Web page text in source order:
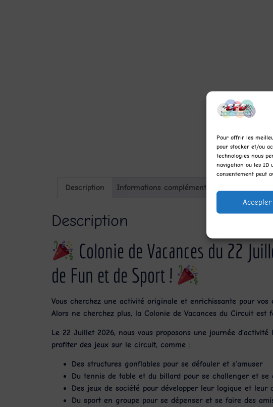
Pour offrir les
pour stocker et/ou
technologies nous
navigation ou les ID
consentement peut
Accepter
Description Informations complémentaires
Description
Colonie de Vacances du 22
de Fun et de Sport !
Vous cherchez une activité originale et enrichissante pour
Alors ne cherchez plus, la Colonie de Vacances du Circuit est
Le 22 Juillet 2026, nous vous proposons une journée
profiter des jeux sur le circuit, comme :
Des structures gonflables pour se défouler et s’amuser
Du tennis de table et du billard pour se challenger et se
Des jeux de société pour développer leur logique et leur
Du sport en groupe pour se dépenser et se faire des